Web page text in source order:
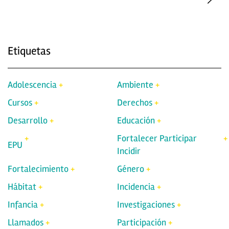
Etiquetas
Adolescencia
Ambiente
Cursos
Derechos
Desarrollo
Educación
EPU
Fortalecer Participar
Incidir
Fortalecimiento
Género
Hábitat
Incidencia
Infancia
Investigaciones
Llamados
Participación